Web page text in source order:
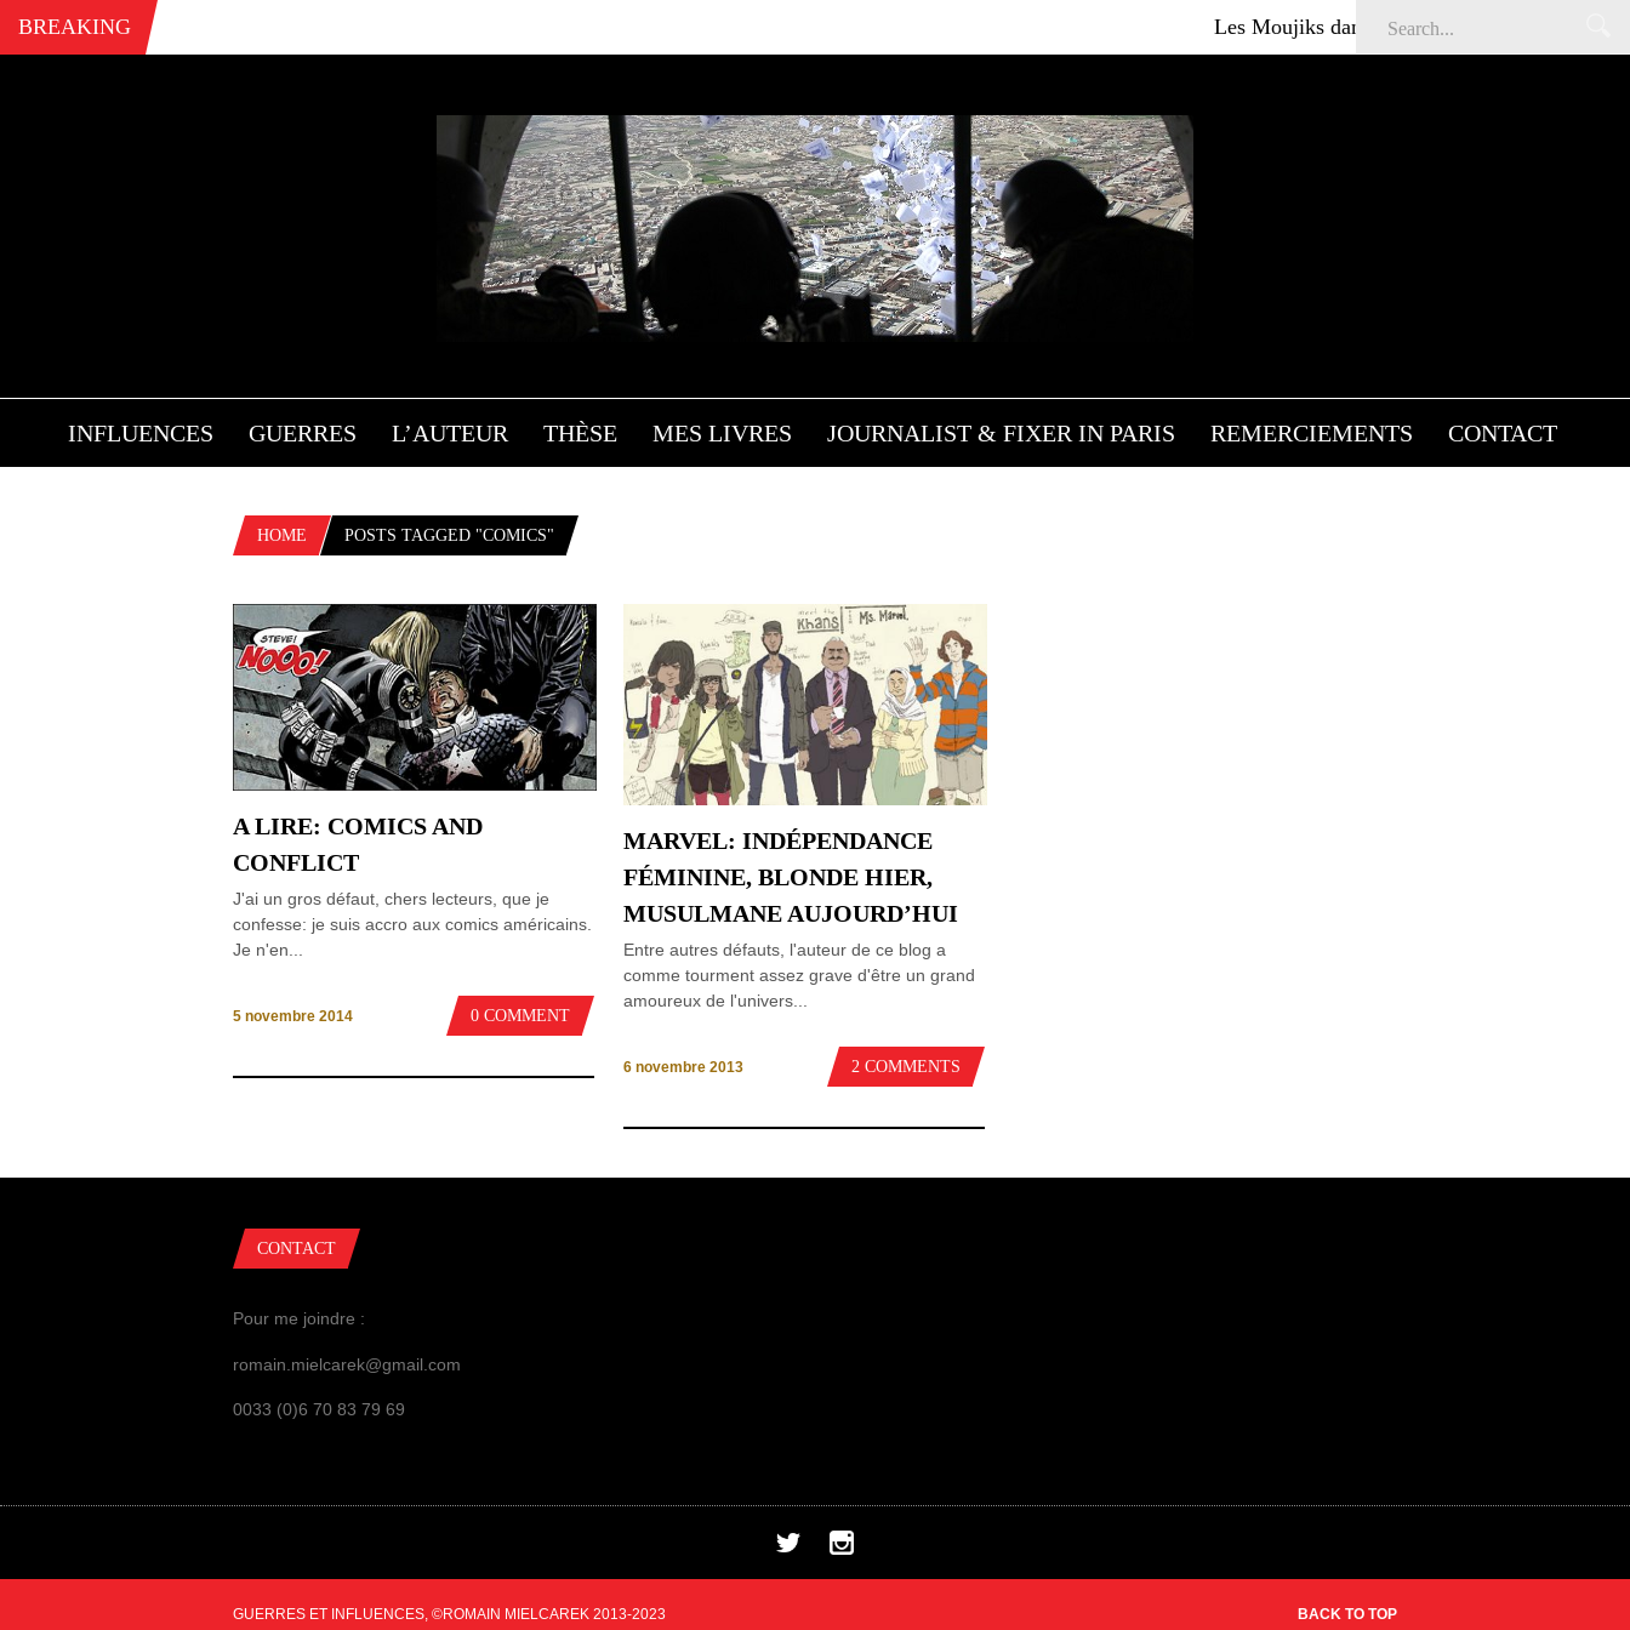
BREAKING Les Moujiks dans Affaires sensibles
INFLUENCES GUERRES L’AUTEUR THÈSE MES LIVRES JOURNALIST & FIXER IN PARIS REMERCIEMENTS CONTACT
HOME POSTS TAGGED "COMICS"
A LIRE: COMICS AND
CONFLICT
J'ai un gros défaut, chers lecteurs, que je
confesse: je suis accro aux comics américains.
Je n'en...
5 novembre 2014 0 COMMENT
MARVEL: INDÉPENDANCE
FÉMININE, BLONDE HIER,
MUSULMANE AUJOURD’HUI
Entre autres défauts, l'auteur de ce blog a
comme tourment assez grave d'être un grand
amoureux de l'univers...
6 novembre 2013 2 COMMENTS
CONTACT
Pour me joindre :
romain.mielcarek@gmail.com
0033 (0)6 70 83 79 69
GUERRES ET INFLUENCES, ©ROMAIN MIELCAREK 2013-2023 BACK TO TOP